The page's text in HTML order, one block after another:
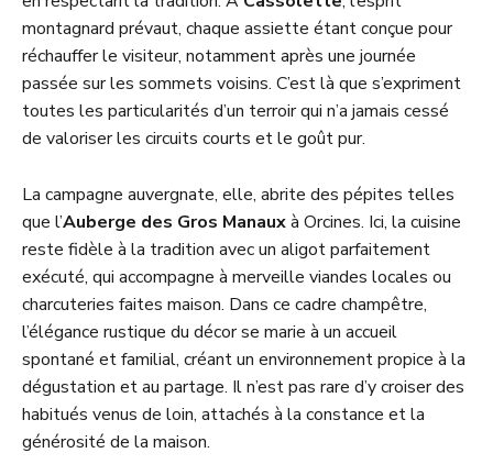
montagnard prévaut, chaque assiette étant conçue pour
réchauffer le visiteur, notamment après une journée
passée sur les sommets voisins. C’est là que s’expriment
toutes les particularités d’un terroir qui n’a jamais cessé
de valoriser les circuits courts et le goût pur.
La campagne auvergnate, elle, abrite des pépites telles
que l’Auberge des Gros Manauxà Orcines. Ici, la cuisine
reste fidèle à la tradition avec un aligot parfaitement
exécuté, qui accompagne à merveille viandes locales ou
charcuteries faites maison. Dans ce cadre champêtre,
l’élégance rustique du décor se marie à un accueil
spontané et familial, créant un environnement propice à la
dégustation et au partage. Il n’est pas rare d’y croiser des
habitués venus de loin, attachés à la constance et la
générosité de la maison.